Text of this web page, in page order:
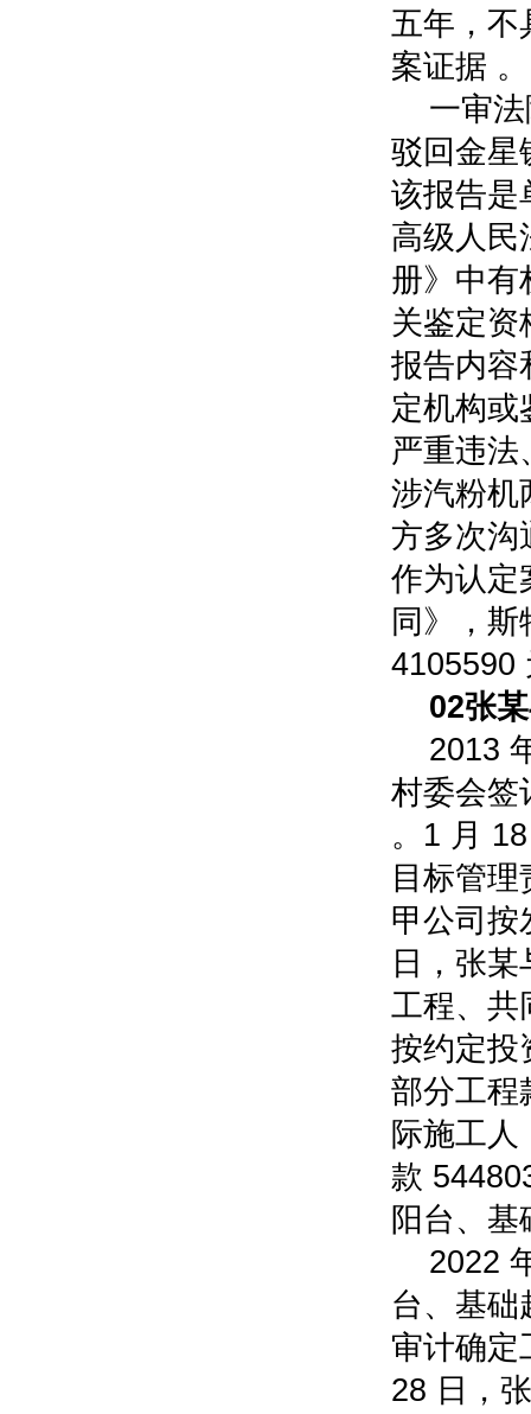
五年，不
案证据 。
一审
驳回金星
该报告是
高级人民
册》中有
关鉴定资
报告内容
定机构或
严重违法
涉汽粉机
方多次沟
作为认定
同》，
4105590
02张
2013
村委会签
。1 月
目标管
甲公司按
日，张
工程、共
按约定投
部分工程
际施工
款
阳台、基
2022
台、基础
审计确定
28 日，